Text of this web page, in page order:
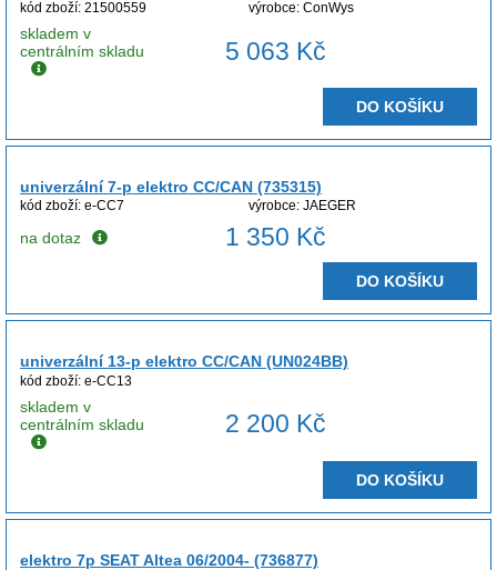
kód zboží: 21500559 výrobce: ConWys
skladem v
centrálním skladu
5 063 Kč
DO KOŠÍKU
univerzální 7-p elektro CC/CAN (735315)
kód zboží: e-CC7 výrobce: JAEGER
na dotaz 1 350 Kč
DO KOŠÍKU
univerzální 13-p elektro CC/CAN (UN024BB)
kód zboží: e-CC13
skladem v
centrálním skladu
2 200 Kč
DO KOŠÍKU
elektro 7p SEAT Altea 06/2004- (736877)